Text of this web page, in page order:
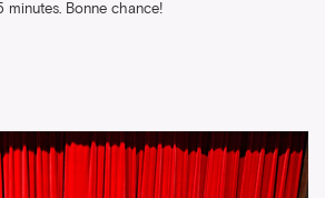
Bonne chance!